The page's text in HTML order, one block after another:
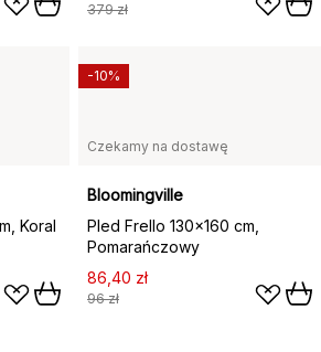
379 zł
Koral
Czekamy na dostawę
Bloomingville
Pled Frello 130x160 cm,
Pomarańczowy
86,40 zł
96 zł
-10%